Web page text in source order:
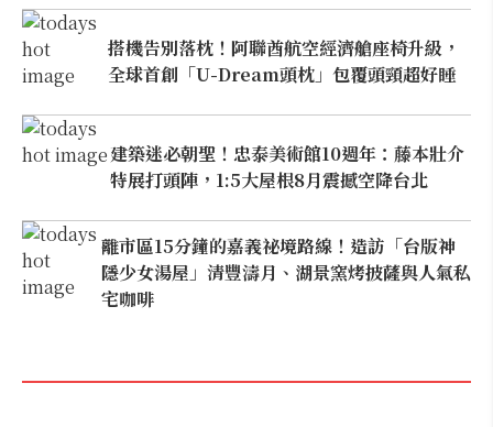
搭機告別落枕！阿聯酋航空經濟艙座椅升級，
全球首創「U-Dream頭枕」包覆頭頸超好睡
建築迷必朝聖！忠泰美術館10週年：藤本壯介
特展打頭陣，1:5大屋根8月震撼空降台北
離市區15分鐘的嘉義祕境路線！造訪「台版神
隱少女湯屋」清豐濤月、湖景窯烤披薩與人氣私
宅咖啡